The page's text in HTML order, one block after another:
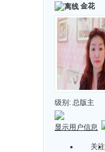
金花
级别: 总版主
显示用户信息
关注